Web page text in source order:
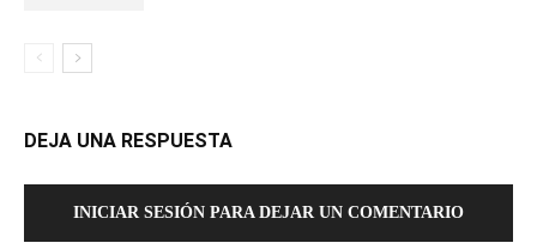
DEJA UNA RESPUESTA
INICIAR SESIÓN PARA DEJAR UN COMENTARIO